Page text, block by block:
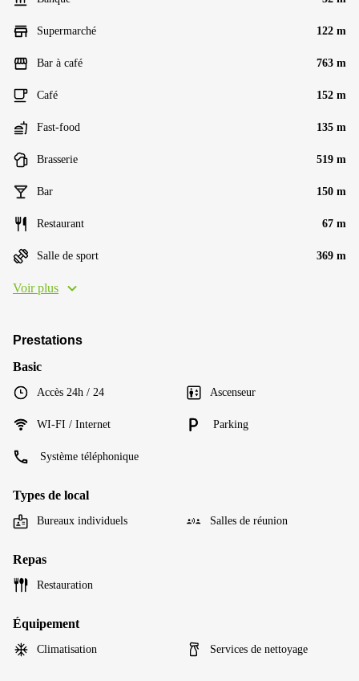
Supermarché 122 m
Bar à café 763 m
Café 152 m
Fast-food 135 m
Brasserie 519 m
Bar 150 m
Restaurant 67 m
Salle de sport 369 m
Voir plus
Prestations
Basic
Accès 24h / 24 Ascenseur
WI-FI / Internet Parking
Système téléphonique
Types de local
Bureaux individuels Salles de réunion
Repas
Restauration
Équipement
Climatisation Services de nettoyage